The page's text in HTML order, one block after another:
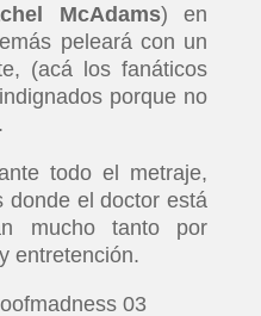
McAdams) en
peleará con un
(acá los fanáticos
porque no
todo el metraje,
donde el doctor está
mucho tanto por
entretención.